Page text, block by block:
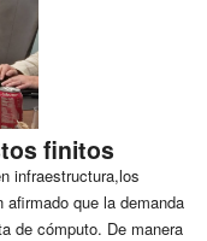
finitos
infraestructura,los
que la demanda
de cómputo. De manera